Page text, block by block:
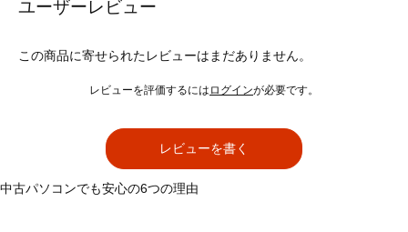
ユーザーレビュー
この商品に寄せられたレビューはまだありません。
レビューを評価するには ログインが必要です。
レビューを書く
中古パソコンでも安心の6つの理由